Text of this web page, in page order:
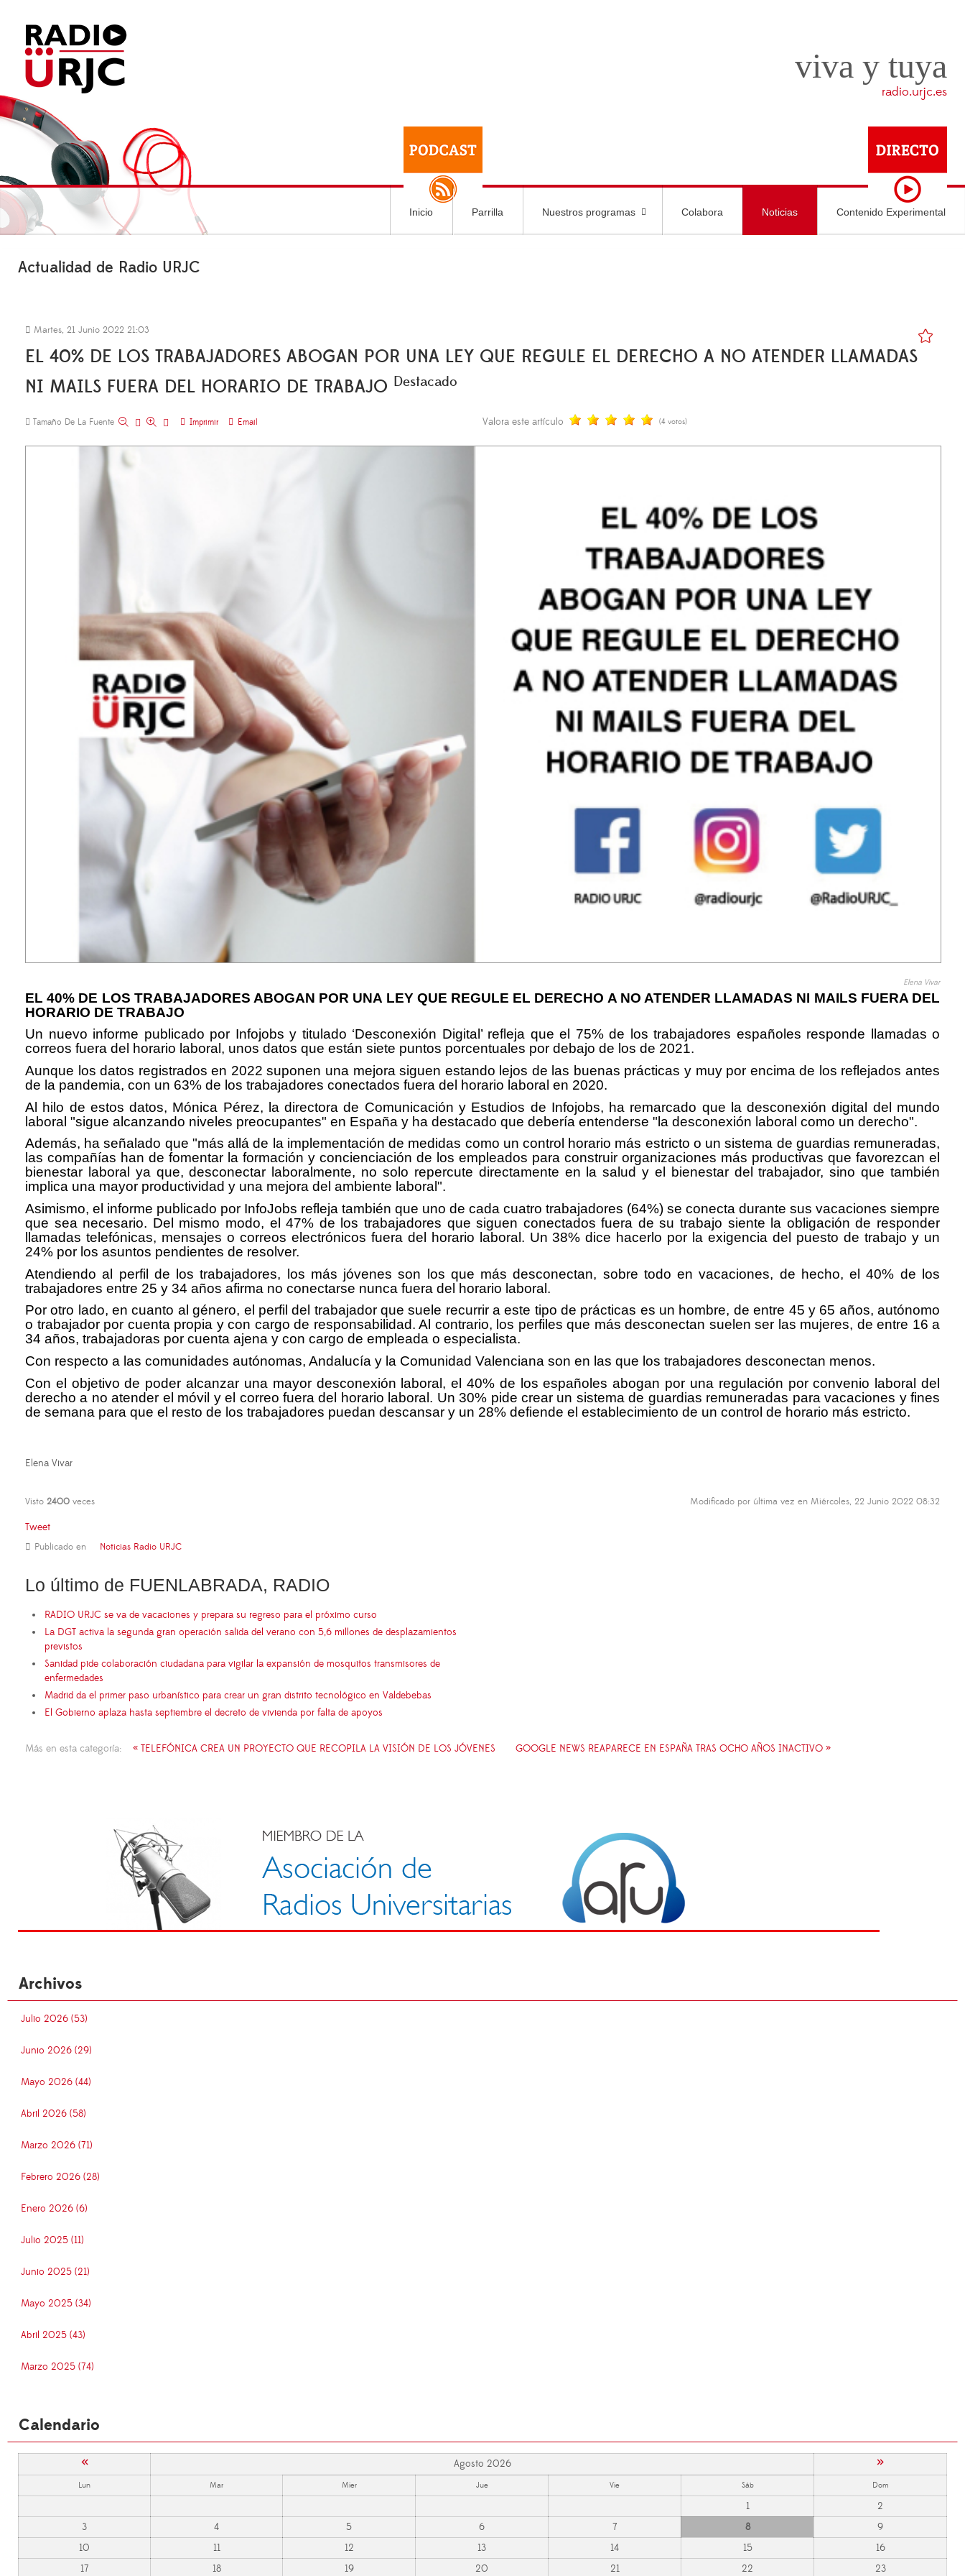
viva y tuya
radio.urjc.es
Inicio Parrilla Nuestros programas Colabora Noticias Contenido Experimental
Actualidad de Radio URJC
Martes, 21 Junio 2022 21:03
EL 40% DE LOS TRABAJADORES ABOGAN POR UNA LEY QUE REGULE EL DERECHO A NO ATENDER LLAMADAS
NI MAILS FUERA DEL HORARIO DE TRABAJO Destacado
Tamaño De La Fuente Imprimir Email Valora este artículo (4 votos)
Elena Vivar
EL 40% DE LOS TRABAJADORES ABOGAN POR UNA LEY QUE REGULE EL DERECHO A NO ATENDER LLAMADAS NI MAILS FUERA DEL
HORARIO DE TRABAJO
Un nuevo informe publicado por Infojobs y titulado ‘Desconexión Digital’ refleja que el 75% de los trabajadores españoles responde llamadas o
correos fuera del horario laboral, unos datos que están siete puntos porcentuales por debajo de los de 2021.
Aunque los datos registrados en 2022 suponen una mejora siguen estando lejos de las buenas prácticas y muy por encima de los reflejados antes
de la pandemia, con un 63% de los trabajadores conectados fuera del horario laboral en 2020.
Al hilo de estos datos, Mónica Pérez, la directora de Comunicación y Estudios de Infojobs, ha remarcado que la desconexión digital del mundo
laboral "sigue alcanzando niveles preocupantes" en España y ha destacado que debería entenderse "la desconexión laboral como un derecho".
Además, ha señalado que "más allá de la implementación de medidas como un control horario más estricto o un sistema de guardias remuneradas,
las compañías han de fomentar la formación y concienciación de los empleados para construir organizaciones más productivas que favorezcan el
bienestar laboral ya que, desconectar laboralmente, no solo repercute directamente en la salud y el bienestar del trabajador, sino que también
implica una mayor productividad y una mejora del ambiente laboral".
Asimismo, el informe publicado por InfoJobs refleja también que uno de cada cuatro trabajadores (64%) se conecta durante sus vacaciones siempre
que sea necesario. Del mismo modo, el 47% de los trabajadores que siguen conectados fuera de su trabajo siente la obligación de responder
llamadas telefónicas, mensajes o correos electrónicos fuera del horario laboral. Un 38% dice hacerlo por la exigencia del puesto de trabajo y un
24% por los asuntos pendientes de resolver.
Atendiendo al perfil de los trabajadores, los más jóvenes son los que más desconectan, sobre todo en vacaciones, de hecho, el 40% de los
trabajadores entre 25 y 34 años afirma no conectarse nunca fuera del horario laboral.
Por otro lado, en cuanto al género, el perfil del trabajador que suele recurrir a este tipo de prácticas es un hombre, de entre 45 y 65 años, autónomo
o trabajador por cuenta propia y con cargo de responsabilidad. Al contrario, los perfiles que más desconectan suelen ser las mujeres, de entre 16 a
34 años, trabajadoras por cuenta ajena y con cargo de empleada o especialista.
Con respecto a las comunidades autónomas, Andalucía y la Comunidad Valenciana son en las que los trabajadores desconectan menos.
Con el objetivo de poder alcanzar una mayor desconexión laboral, el 40% de los españoles abogan por una regulación por convenio laboral del
derecho a no atender el móvil y el correo fuera del horario laboral. Un 30% pide crear un sistema de guardias remuneradas para vacaciones y fines
de semana para que el resto de los trabajadores puedan descansar y un 28% defiende el establecimiento de un control de horario más estricto.
Elena Vivar
Visto 2400 veces Modificado por última vez en Miércoles, 22 Junio 2022 08:32
Tweet
Publicado en Noticias Radio URJC
Lo último de FUENLABRADA, RADIO
RADIO URJC se va de vacaciones y prepara su regreso para el próximo curso
La DGT activa la segunda gran operación salida del verano con 5,6 millones de desplazamientos
previstos
Sanidad pide colaboración ciudadana para vigilar la expansión de mosquitos transmisores de
enfermedades
Madrid da el primer paso urbanístico para crear un gran distrito tecnológico en Valdebebas
El Gobierno aplaza hasta septiembre el decreto de vivienda por falta de apoyos
Más en esta categoría: « TELEFÓNICA CREA UN PROYECTO QUE RECOPILA LA VISIÓN DE LOS JÓVENES GOOGLE NEWS REAPARECE EN ESPAÑA TRAS OCHO AÑOS INACTIVO »
Archivos
Julio 2026 (53)
Junio 2026 (29)
Mayo 2026 (44)
Abril 2026 (58)
Marzo 2026 (71)
Febrero 2026 (28)
Enero 2026 (6)
Julio 2025 (11)
Junio 2025 (21)
Mayo 2025 (34)
Abril 2025 (43)
Marzo 2025 (74)
Calendario
« Agosto 2026 »
Lun Mar Mier Jue Vie Sáb Dom
1
2
3
4 5 6 7 8
9
10
11 12 13 14 15
16
17
18 19 20 21 22 23